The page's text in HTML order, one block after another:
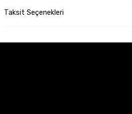
Taksit Seçenekleri